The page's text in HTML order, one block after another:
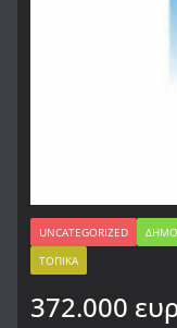
UNCATEGORIZED
ΤΟΠΙΚΆ
372.000